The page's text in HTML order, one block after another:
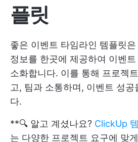
플릿
좋은 이벤트 타임라인 템플릿
정보를 한곳에 제공하여 이벤
소화합니다. 이를 통해 프로젝
고, 팀과 소통하며, 이벤트 성공
다.
**🔍 알고 계셨나요? ClickUp
는 다양한 프로젝트 요구에 맞